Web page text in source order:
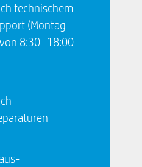
technischem
(Montag
8:30- 18:00